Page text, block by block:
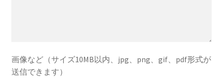
画像など（サイズ10MB以内、jpg、png、gif、pdf形式が
送信できます）